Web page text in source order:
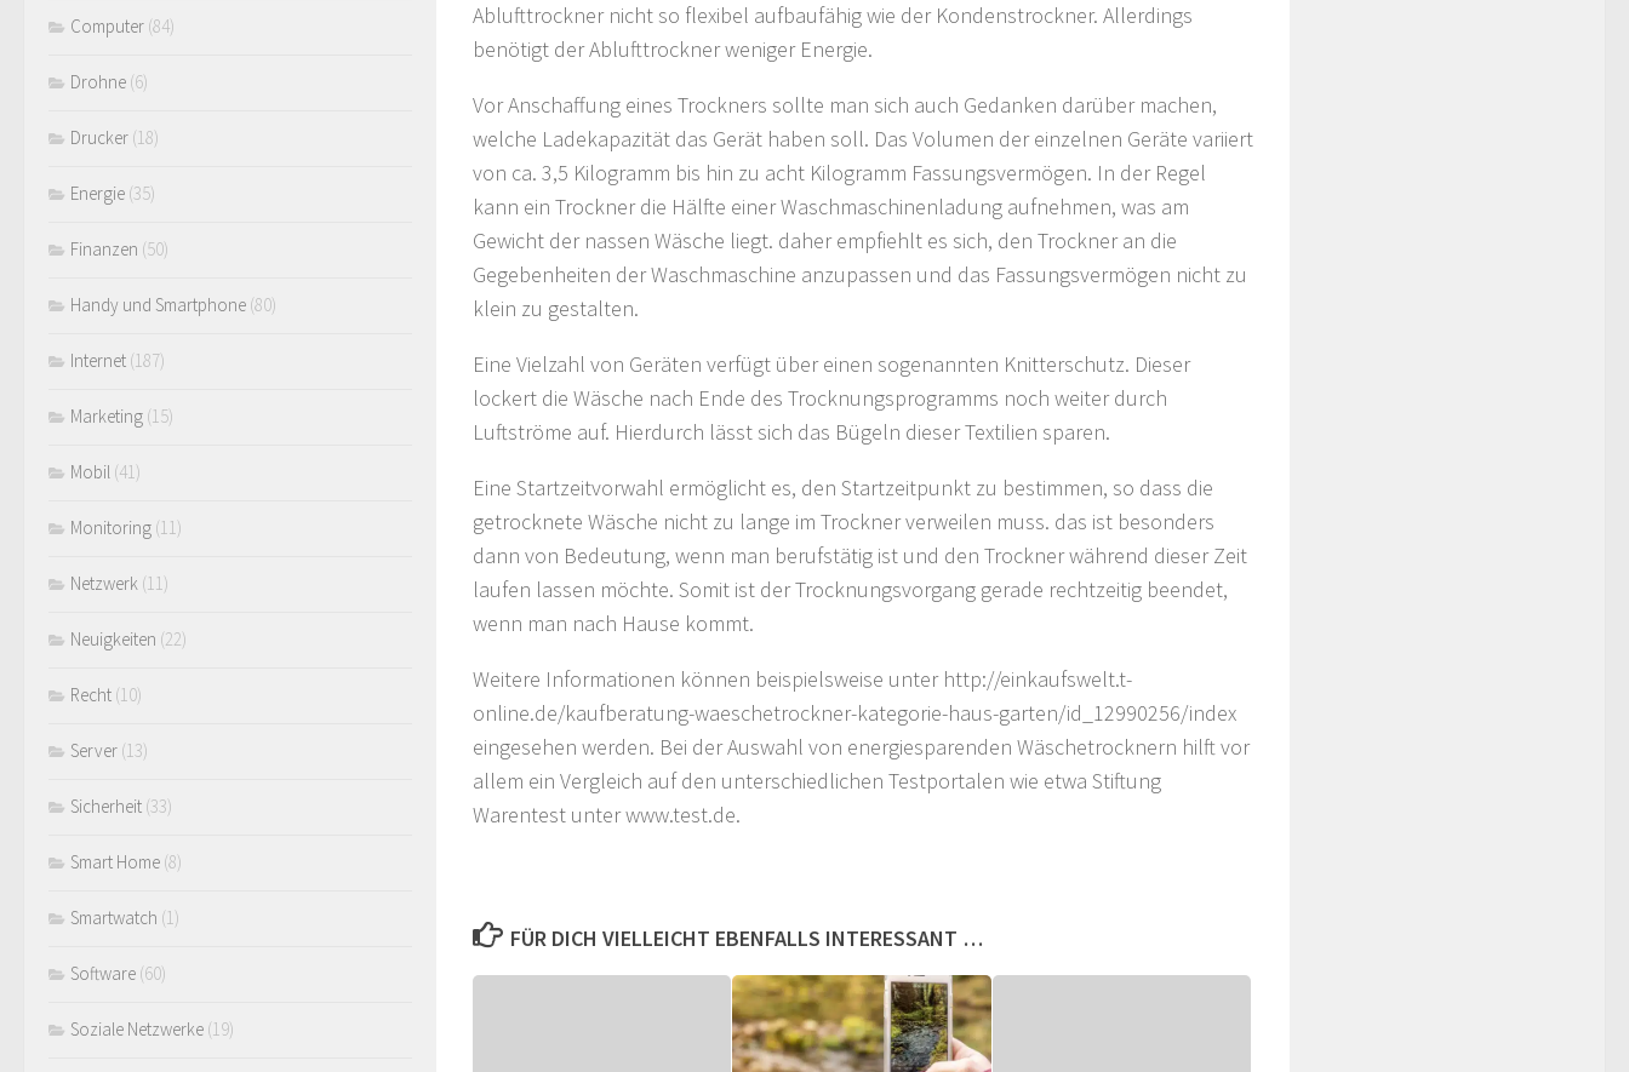
Ablufttrockner nicht so flexibel aufbaufähig wie der Kondenstrockner. Allerdings
benötigt der Ablufttrockner weniger Energie.
Vor Anschaffung eines Trockners sollte man sich auch Gedanken darüber machen,
welche Ladekapazität das Gerät haben soll. Das Volumen der einzelnen Geräte variiert
von ca. 3,5 Kilogramm bis hin zu acht Kilogramm Fassungsvermögen. In der Regel
kann ein Trockner die Hälfte einer Waschmaschinenladung aufnehmen, was am
Gewicht der nassen Wäsche liegt. daher empfiehlt es sich, den Trockner an die
Gegebenheiten der Waschmaschine anzupassen und das Fassungsvermögen nicht zu
klein zu gestalten.
Eine Vielzahl von Geräten verfügt über einen sogenannten Knitterschutz. Dieser
lockert die Wäsche nach Ende des Trocknungsprogramms noch weiter durch
Luftströme auf. Hierdurch lässt sich das Bügeln dieser Textilien sparen.
Eine Startzeitvorwahl ermöglicht es, den Startzeitpunkt zu bestimmen, so dass die
getrocknete Wäsche nicht zu lange im Trockner verweilen muss. das ist besonders
dann von Bedeutung, wenn man berufstätig ist und den Trockner während dieser Zeit
laufen lassen möchte. Somit ist der Trocknungsvorgang gerade rechtzeitig beendet,
wenn man nach Hause kommt.
Weitere Informationen können beispielsweise unter http://einkaufswelt.t-
online.de/kaufberatung-waeschetrockner-kategorie-haus-garten/id_12990256/index
eingesehen werden. Bei der Auswahl von energiesparenden Wäschetrocknern hilft vor
allem ein Vergleich auf den unterschiedlichen Testportalen wie etwa Stiftung
Warentest unter www.test.de.
FÜR DICH VIELLEICHT EBENFALLS INTERESSANT …
Computer (84)
Drohne (6)
Drucker (18)
Energie (35)
Finanzen (50)
Handy und Smartphone (80)
Internet (187)
Marketing (15)
Mobil (41)
Monitoring (11)
Netzwerk (11)
Neuigkeiten (22)
Recht (10)
Server (13)
Sicherheit (33)
Smart Home (8)
Smartwatch (1)
Software (60)
Soziale Netzwerke (19)